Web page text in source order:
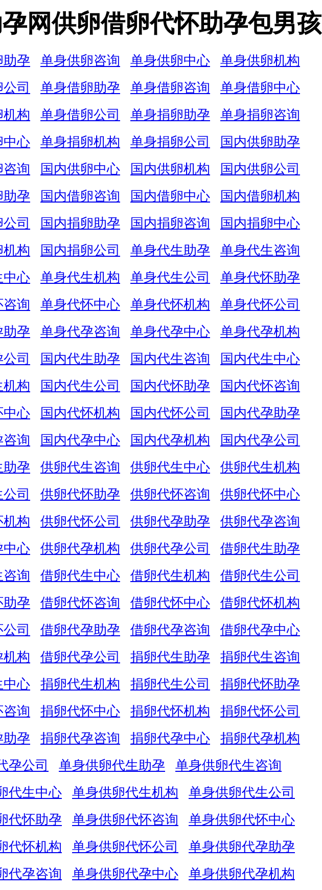
网供卵借卵代怀助孕包男孩
助孕 单身供卵咨询 单身供卵中心
单身供卵机构
司
单身借卵助孕 单身借卵咨询
单身借卵中心
构
单身借卵公司 单身捐卵助孕
单身捐卵咨询
中心
单身捐卵机构 单身捐卵公司
国内供卵助孕
咨询
国内供卵中心 国内供卵机构
国内供卵公司
助孕
国内借卵咨询 国内借卵中心
国内借卵机构
司
国内捐卵助孕 国内捐卵咨询
国内捐卵中心
机构
国内捐卵公司 单身代生助孕
单身代生咨询
中心
单身代生机构 单身代生公司
单身代怀助孕
询
单身代怀中心 单身代怀机构
单身代怀公司
助孕
单身代孕咨询 单身代孕中心
单身代孕机构
司
国内代生助孕 国内代生咨询
国内代生中心
机构
国内代生公司 国内代怀助孕
国内代怀咨询
中心
国内代怀机构 国内代怀公司
国内代孕助孕
咨询
国内代孕中心 国内代孕机构
国内代孕公司
助孕
供卵代生咨询 供卵代生中心
供卵代生机构
司
供卵代怀助孕 供卵代怀咨询
供卵代怀中心
构
供卵代怀公司 供卵代孕助孕
供卵代孕咨询
中心
供卵代孕机构 供卵代孕公司
借卵代生助孕
询
借卵代生中心 借卵代生机构
借卵代生公司
助孕
借卵代怀咨询 借卵代怀中心
借卵代怀机构
司
借卵代孕助孕 借卵代孕咨询
借卵代孕中心
构
借卵代孕公司 捐卵代生助孕
捐卵代生咨询
中心
捐卵代生机构 捐卵代生公司
捐卵代怀助孕
询
捐卵代怀中心 捐卵代怀机构
捐卵代怀公司
助孕
捐卵代孕咨询 捐卵代孕中心
捐卵代孕机构
孕公司
单身供卵代生助孕
单身供卵代生咨询
代生中心
单身供卵代生机构
单身供卵代生公司
代怀助孕
单身供卵代怀咨询
单身供卵代怀中心
代怀机构
单身供卵代怀公司
单身供卵代孕助孕
代孕咨询
单身供卵代孕中心
单身供卵代孕机构